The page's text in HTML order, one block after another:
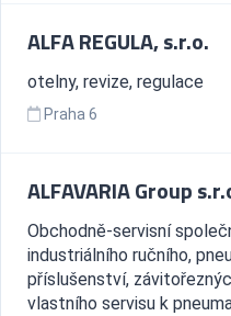
ALFA REGULA, s.r.o.
otelny, revize, regulace
Praha 6
ALFAVARIA Group
Obchodně-servisní
industriálního ručního,
příslušenství,
vlastního servisu k